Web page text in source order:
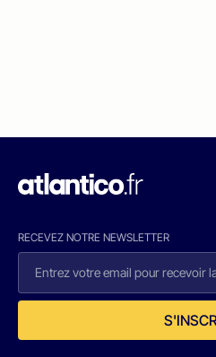
RECEVEZ NOTRE NEWSLETTER